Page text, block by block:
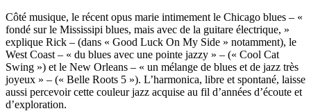
Côté musique, le récent opus marie intimement le Chicago blues – «
fondé sur le Mississipi blues, mais avec de la guitare électrique, »
explique Rick – (dans « Good Luck On My Side » notamment), le
West Coast – « du blues avec une pointe jazzy » – (« Cool Cat
Swing ») et le New Orleans – « un mélange de blues et de jazz très
joyeux » – (« Belle Roots 5 »). L’harmonica, libre et spontané, laisse
aussi percevoir cette couleur jazz acquise au fil d’années d’écoute et
d’exploration.